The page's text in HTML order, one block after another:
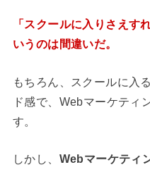
「スクールに入りさえす
いうのは間違いだ。
もちろん、スクールに入
ド感で、Webマーケティ
す。
しかし、 Webマーケティ